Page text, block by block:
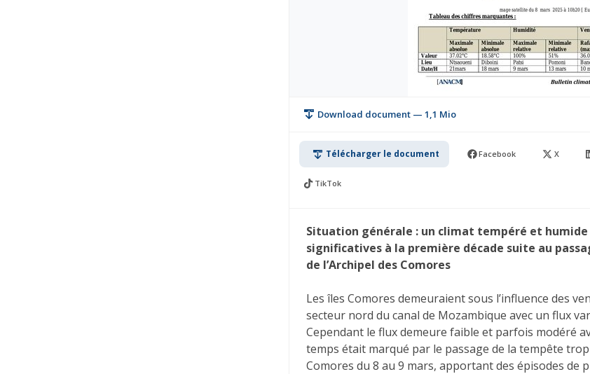
Download document — 1,1 Mio
Télécharger le document Facebook X
TikTok
Situation générale : un climat tempéré et humide
significatives à la première décade suite au
de l’Archipel des Comores
Les îles Comores demeuraient sous l’influence des
secteur nord du canal de Mozambique avec un flux
Cependant le flux demeure faible et parfois modéré
temps était marqué par le passage de la tempête
Comores du 8 au 9 mars, apportant des épisodes de